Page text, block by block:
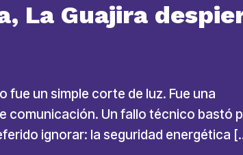
La Guajira
fue un simple corte de luz. Fue una
comunicación. Un fallo técnico bastó
ignorar: la seguridad energética